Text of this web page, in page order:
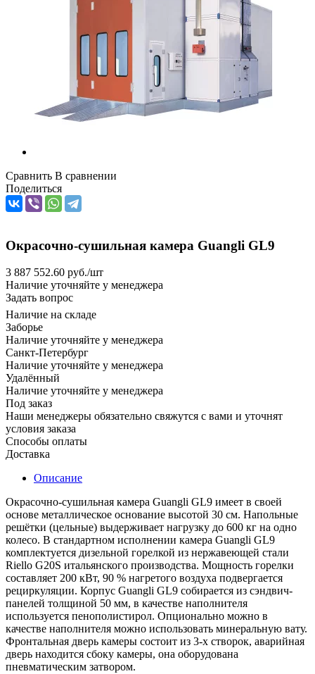
Сравнить В сравнении
Поделиться
Окрасочно-сушильная камера Guangli GL9
3 887 552.60 руб./шт
Наличие уточняйте у менеджера
Задать вопрос
Наличие на складе
Заборье
Наличие уточняйте у менеджера
Санкт-Петербург
Наличие уточняйте у менеджера
Удалённый
Наличие уточняйте у менеджера
Под заказ
Наши менеджеры обязательно свяжутся с вами и уточнят
условия заказа
Способы оплаты
Доставка
Описание
Окрасочно-сушильная камера Guangli GL9 имеет в своей
основе металлическое основание высотой 30 см. Напольные
решётки (цельные) выдерживает нагрузку до 600 кг на одно
колесо. В стандартном исполнении камера Guangli GL9
комплектуется дизельной горелкой из нержавеющей стали
Riello G20S итальянского производства. Мощность горелки
составляет 200 кВт, 90 % нагретого воздуха подвергается
рециркуляции. Корпус Guangli GL9 собирается из сэндвич-
панелей толщиной 50 мм, в качестве наполнителя
используется пенополистирол. Опционально можно в
качестве наполнителя можно использовать минеральную вату.
Фронтальная дверь камеры состоит из 3-х створок, аварийная
дверь находится сбоку камеры, она оборудована
пневматическим затвором.